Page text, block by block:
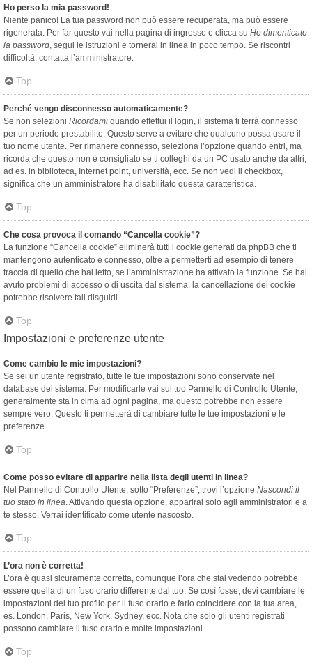
Ho perso la mia password!
Niente panico! La tua password non può essere recuperata, ma può essere
rigenerata. Per far questo vai nella pagina di ingresso e clicca su Ho dimenticato
la password, segui le istruzioni e tornerai in linea in poco tempo. Se riscontri
difficoltà, contatta l’amministratore.
Top
Perché vengo disconnesso automaticamente?
Se non selezioni Ricordami quando effettui il login, il sistema ti terrà connesso
per un periodo prestabilito. Questo serve a evitare che qualcuno possa usare il
tuo nome utente. Per rimanere connesso, seleziona l’opzione quando entri, ma
ricorda che questo non è consigliato se ti colleghi da un PC usato anche da altri,
ad es. in biblioteca, Internet point, università, ecc. Se non vedi il checkbox,
significa che un amministratore ha disabilitato questa caratteristica.
Top
Che cosa provoca il comando “Cancella cookie”?
La funzione “Cancella cookie” eliminerà tutti i cookie generati da phpBB che ti
mantengono autenticato e connesso, oltre a permetterti ad esempio di tenere
traccia di quello che hai letto, se l’amministrazione ha attivato la funzione. Se hai
avuto problemi di accesso o di uscita dal sistema, la cancellazione dei cookie
potrebbe risolvere tali disguidi.
Top
Impostazioni e preferenze utente
Come cambio le mie impostazioni?
Se sei un utente registrato, tutte le tue impostazioni sono conservate nel
database del sistema. Per modificarle vai sul tuo Pannello di Controllo Utente;
generalmente sta in cima ad ogni pagina, ma questo potrebbe non essere
sempre vero. Questo ti permetterà di cambiare tutte le tue impostazioni e le
preferenze.
Top
Come posso evitare di apparire nella lista degli utenti in linea?
Nel Pannello di Controllo Utente, sotto “Preferenze”, trovi l’opzione Nascondi il
tuo stato in linea. Attivando questa opzione, apparirai solo agli amministratori e a
te stesso. Verrai identificato come utente nascosto.
Top
L’ora non è corretta!
L’ora è quasi sicuramente corretta, comunque l’ora che stai vedendo potrebbe
essere quella di un fuso orario differente dal tuo. Se così fosse, devi cambiare le
impostazioni del tuo profilo per il fuso orario e farlo coincidere con la tua area,
es. London, Paris, New York, Sydney, ecc. Nota che solo gli utenti registrati
possono cambiare il fuso orario e molte impostazioni.
Top